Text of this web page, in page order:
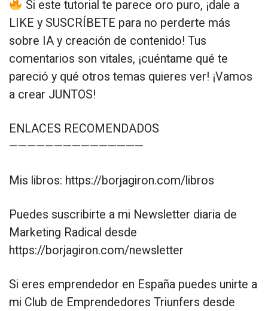
Si este tutorial te parece oro puro, ¡dale a
LIKE y SUSCRÍBETE para no perderte más
sobre IA y creación de contenido! Tus
comentarios son vitales, ¡cuéntame qué te
pareció y qué otros temas quieres ver! ¡Vamos
a crear JUNTOS!
ENLACES RECOMENDADOS
———————————————
Mis libros: https://borjagiron.com/libros
Puedes suscribirte a mi Newsletter diaria de
Marketing Radical desde
https://borjagiron.com/newsletter
Si eres emprendedor en España puedes unirte a
mi Club de Emprendedores Triunfers desde